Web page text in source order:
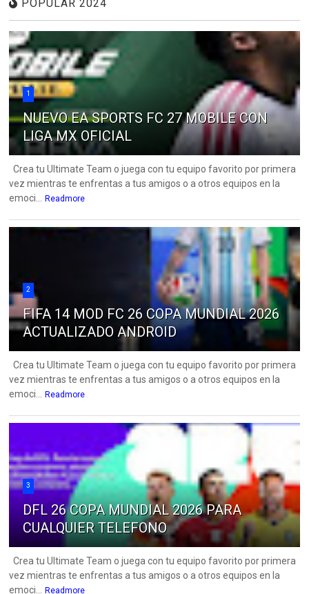
POPULAR 2024
1
NUEVO EA SPORTS FC 27 MOBILE CON
LIGA MX OFICIAL
Crea tu Ultimate Team o juega con tu equipo favorito por primera
vez mientras te enfrentas a tus amigos o a otros equipos en la
emoci...
Readmore
2
FIFA 14 MOD FC 26 COPA MUNDIAL 2026
ACTUALIZADO ANDROID
Crea tu Ultimate Team o juega con tu equipo favorito por primera
vez mientras te enfrentas a tus amigos o a otros equipos en la
emoci...
Readmore
3
DFL 26 COPA MUNDIAL 2026 PARA
CUALQUIER TELEFONO
Crea tu Ultimate Team o juega con tu equipo favorito por primera
vez mientras te enfrentas a tus amigos o a otros equipos en la
emoci...
Readmore